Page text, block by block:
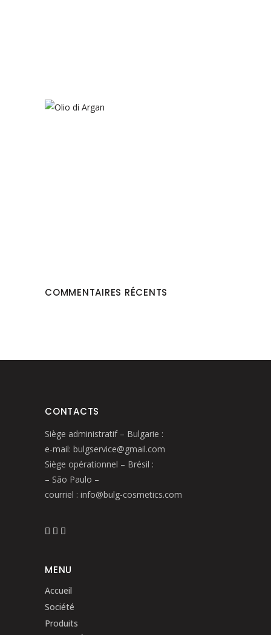
COMMENTAIRES RÉCENTS
CONTACTS
Siège administratif – Bulgarie :
e-mail: bulgservice@gmail.com
Siège opérationnel – Brésil :
– São Paulo –
courriel : info@bulg-cosmetics.com
MENU
Accueil
Société
Produits